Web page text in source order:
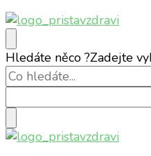
Přístav zdraví
Online magazín o vašem
Hledáte něco ?Zadejte